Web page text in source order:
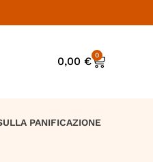
0,00 € 0
PANIFICAZIONE